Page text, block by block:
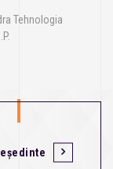
Tehnologia